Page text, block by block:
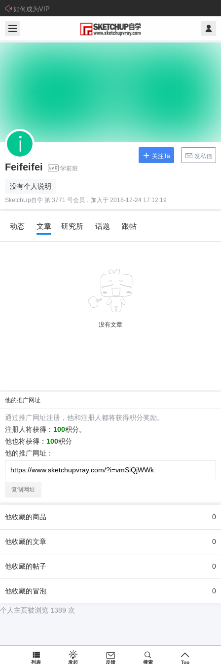
如何成为VIP
Feifeifei 学前班
没有个人说明
SketchUp自学 第 3771 号会员，加入于 2018-12-24 17:12:19
关注Ta 发私信
动态 文章 研究所 话题 跟帖
没有文章
他的推广网址
通过推广网址注册， 他和注册人都将获得积分奖励。
注册人将获得： 100积分。
他也将获得： 100积分
他的推广网址：
复制网址
他收藏的商品 0
他收藏的文章 0
他收藏的帖子 0
他收藏的冒泡 0
个人主页被浏览 1389 次
列表 发起 反馈 搜索 Top
忘记密码？